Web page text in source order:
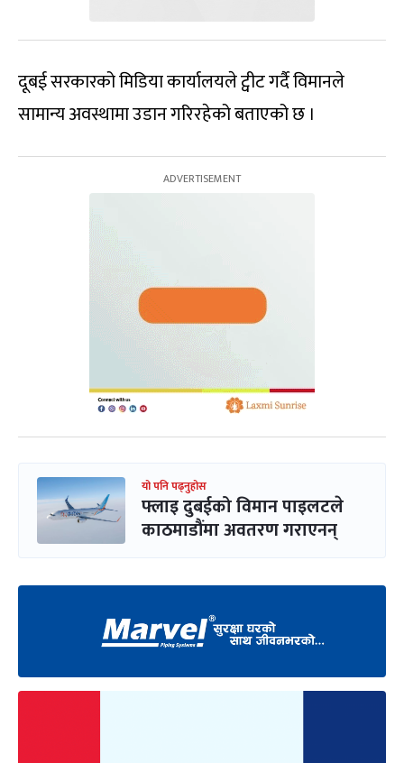
दूबई सरकारको मिडिया कार्यालयले ट्वीट गर्दै विमानले
सामान्य अवस्थामा उडान गरिरहेको बताएको छ ।
यो पनि पढ्नुहोस
फ्लाइ दुबईको विमान पाइलटले
काठमाडौंमा अवतरण गराएनन्